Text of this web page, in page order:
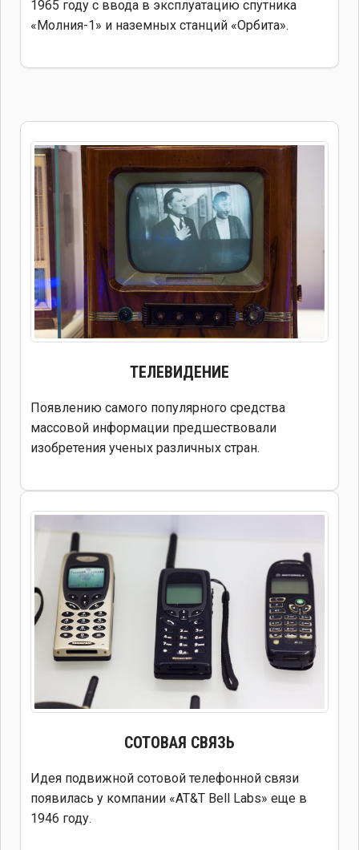
1965 году с ввода в эксплуатацию спутника
«Молния-1» и наземных станций «Орбита».
ТЕЛЕВИДЕНИЕ
Появлению самого популярного средства
массовой информации предшествовали
изобретения ученых различных стран.
СОТОВАЯ СВЯЗЬ
Идея подвижной сотовой телефонной связи
появилась у компании «AT&T Bell Labs» еще в
1946 году.